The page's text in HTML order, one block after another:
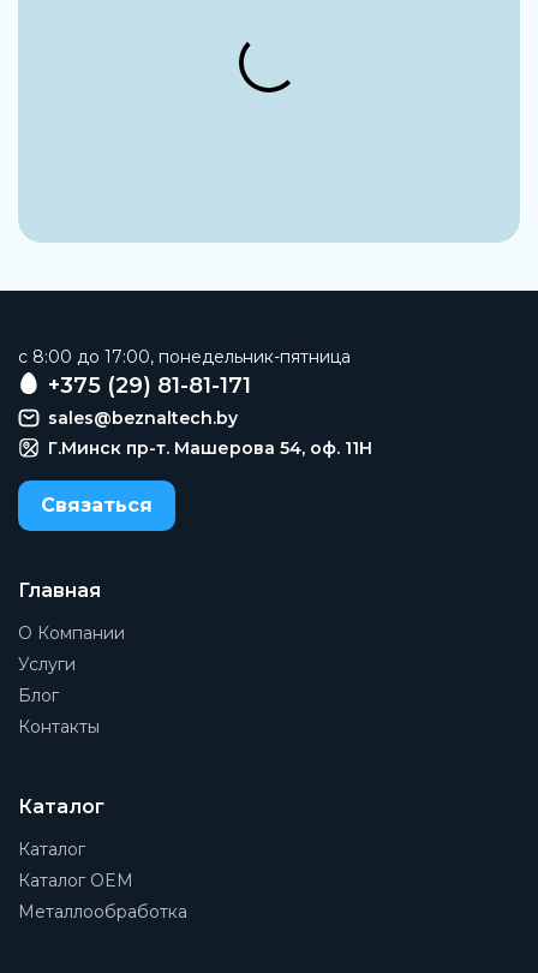
c 8:00 до 17:00, понедельник-пятница
+375 (29) 81-81-171
sales@beznaltech.by
Г.Минск пр-т. Машерова 54, оф. 11H
Связаться
Главная
О Компании
Услуги
Блог
Контакты
Каталог
Каталог
Каталог OEM
Металлообработка